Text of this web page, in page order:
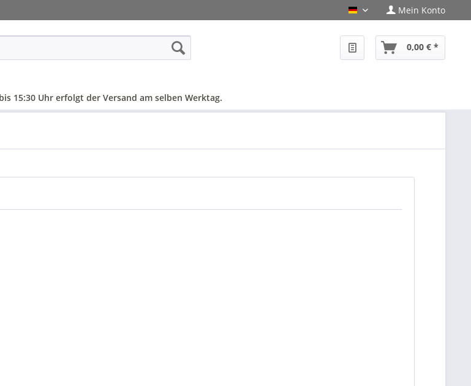
PHF-Shop Deutsch
Mein Konto
0,00 € *
15:30 Uhr erfolgt der Versand am selben Werktag.